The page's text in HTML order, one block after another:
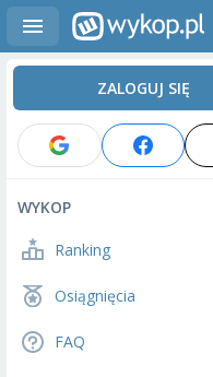
ZALOGUJ SIĘ
WYKOP
Ranking
Osiągnięcia
FAQ